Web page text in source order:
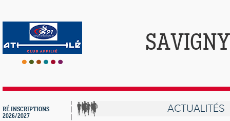
RÉ INSCRIPTIONS
2026/2027
ACTUALITÉS